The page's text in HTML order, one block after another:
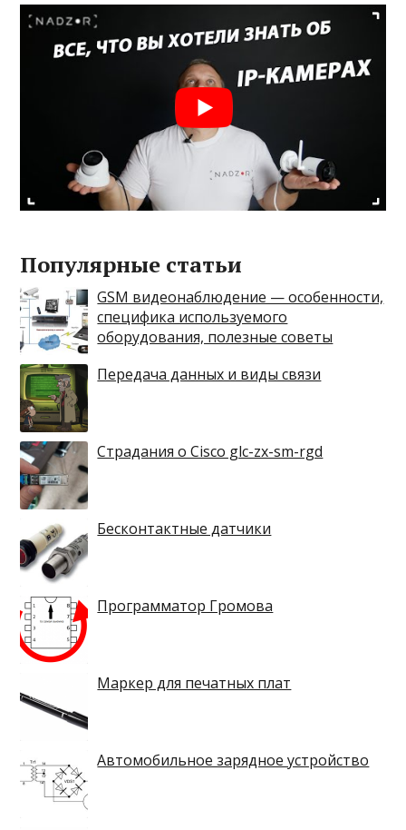
Популярные статьи
GSM видеонаблюдение — особенности,
специфика используемого
оборудования, полезные советы
Передача данных и виды связи
Страдания о Cisco glc-zx-sm-rgd
Бесконтактные датчики
Программатор Громова
Маркер для печатных плат
Автомобильное зарядное устройство